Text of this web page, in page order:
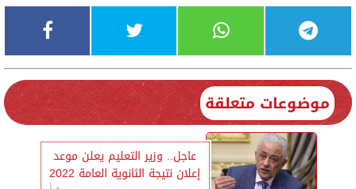
موضوعات متعلقة
عاجل.. وزير التعليم يعلن موعد
إعلان نتيجة الثانوية العامة 2022